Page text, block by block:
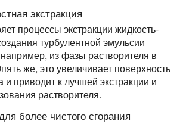
экстракция
процессы экстракции жидкость-
турбулентной эмульсии
из фазы растворителя в
же, это увеличивает поверхность
и приводит к лучшей экстракции и
растворителя.
более чистого сгорания